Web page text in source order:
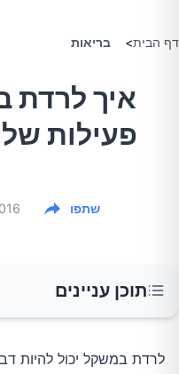
דף הבית> בריאות
איך
פעילות
שתפו
תוכן עניינים
1.השתמשו בתרופות בצורה אופטימלית
לרדת במשקל יכול להיות